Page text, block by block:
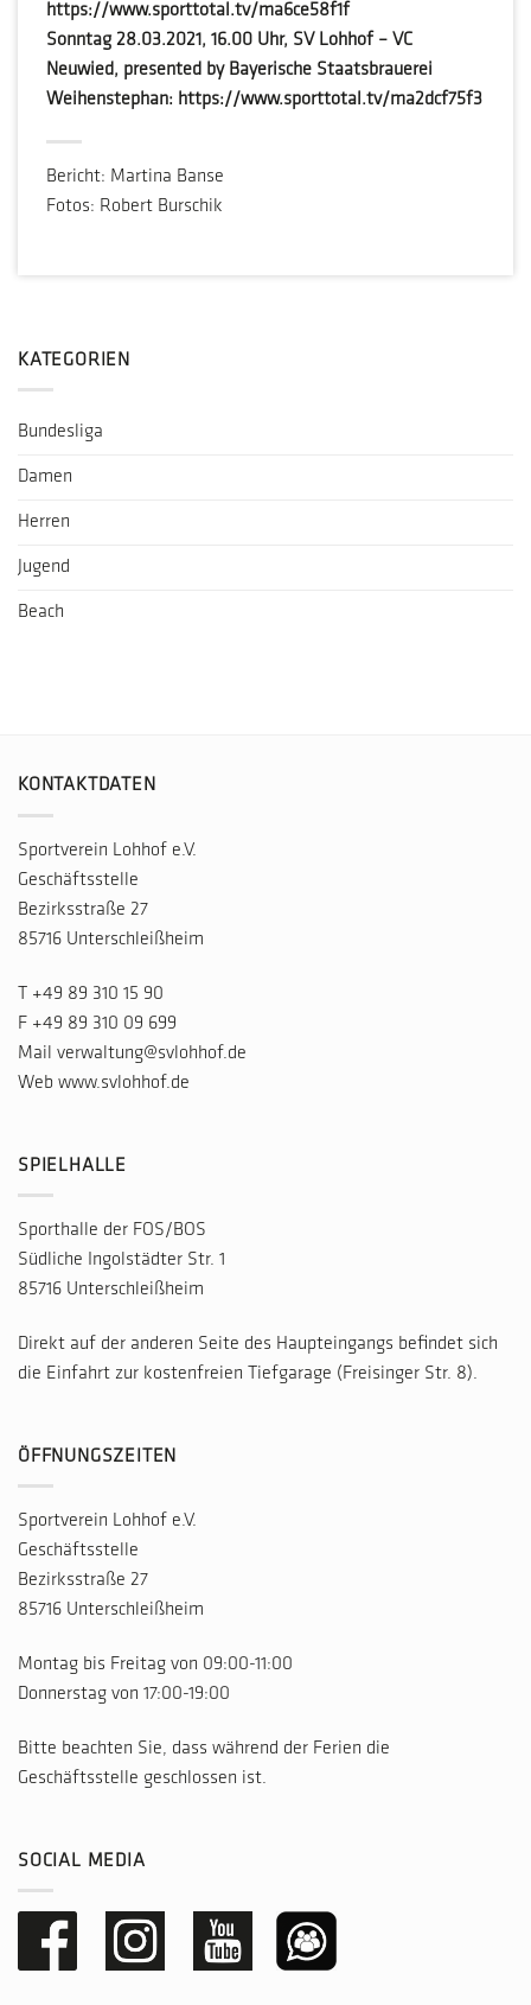
https://www.sporttotal.tv/ma6ce58f1f
Sonntag 28.03.2021, 16.00 Uhr, SV Lohhof – VC
Neuwied, presented by Bayerische Staatsbrauerei
Weihenstephan: https://www.sporttotal.tv/ma2dcf75f3
Bericht: Martina Banse
Fotos: Robert Burschik
KATEGORIEN
Bundesliga
Damen
Herren
Jugend
Beach
KONTAKTDATEN
Sportverein Lohhof e.V.
Geschäftsstelle
Bezirksstraße 27
85716 Unterschleißheim
+49 89 310 15 90
F +49 89 310 09 699
Mail verwaltung@svlohhof.de
Web www.svlohhof.de
SPIELHALLE
Sporthalle der FOS/BOS
Südliche Ingolstädter Str. 1
85716 Unterschleißheim
Direkt auf der anderen Seite des Haupteingangs befindet sich
die Einfahrt zur kostenfreien Tiefgarage (Freisinger Str. 8).
ÖFFNUNGSZEITEN
Sportverein Lohhof e.V.
Geschäftsstelle
Bezirksstraße 27
85716 Unterschleißheim
Montag bis Freitag von 09:00-11:00
Donnerstag von 17:00-19:00
Bitte beachten Sie, dass während der Ferien die
Geschäftsstelle geschlossen ist.
SOCIAL MEDIA